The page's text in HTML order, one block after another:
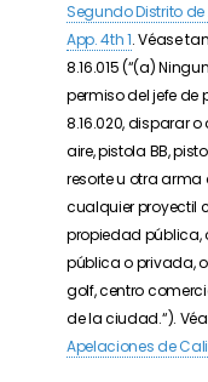
Segundo Distrito de
App. 4th 1. Véase
8.16.015 (“(a)
permiso del jefe de
8.16.020, disparar
aire, pistola BB,
resorte u otra
cualquier proyectil
propiedad pública,
pública o privada,
golf, centro
de la ciudad.“).
Apelaciones de